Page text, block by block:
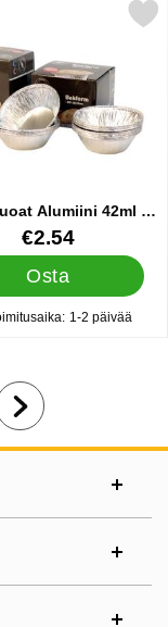
Alumiini 42ml 20
kpl
45080
€2.54
Osta
Varastossa
1-2 päivää
muffinivuoat
sivulle
Siirry seuraavalle